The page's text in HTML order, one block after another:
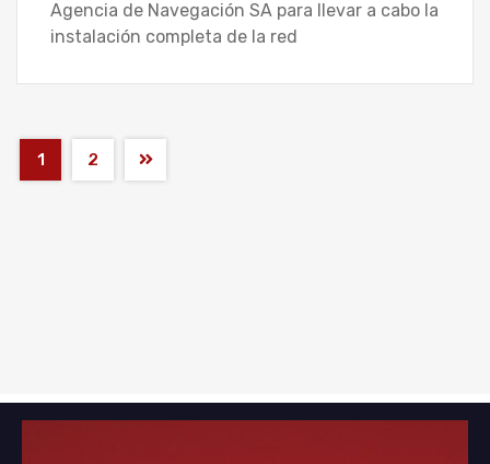
Agencia de Navegación SA para llevar a cabo la
instalación completa de la red
1 2